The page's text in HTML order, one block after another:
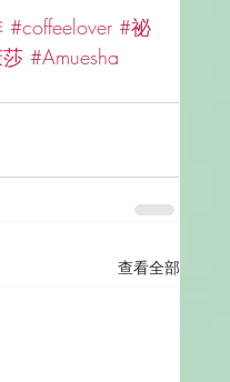
#coffeelover #祕
#Amuesha
查看全部